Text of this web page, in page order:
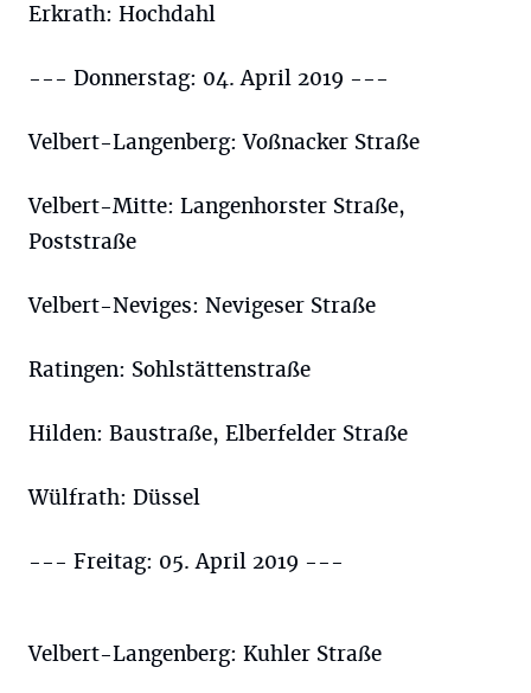
Erkrath: Hochdahl
--- Donnerstag: 04. April 2019 ---
Velbert-Langenberg: Voßnacker Straße
Velbert-Mitte: Langenhorster Straße,
Poststraße
Velbert-Neviges: Nevigeser Straße
Ratingen: Sohlstättenstraße
Hilden: Baustraße, Elberfelder Straße
Wülfrath: Düssel
--- Freitag: 05. April 2019 ---
Velbert-Langenberg: Kuhler Straße